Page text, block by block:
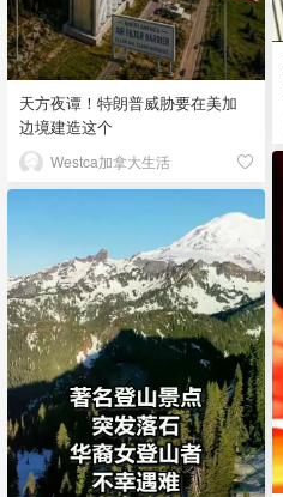
天方夜谭！特朗普威胁要在美加
边境建造这个
Westca加拿大生活